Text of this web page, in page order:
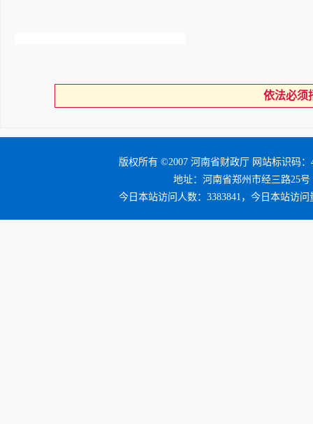
依法必须
版权所有 ©2007 河南省财政厅 网站标识码：
地址：河南省郑州市经三路25号
今日本站访问人数：3383841，今日本站访问